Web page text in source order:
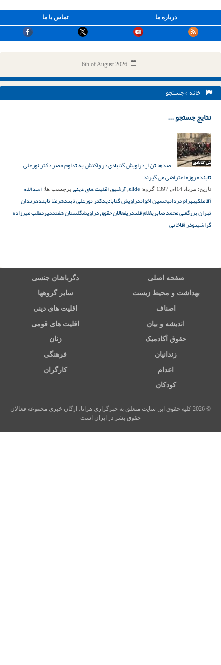
تماس با ما درباره ما
6th of August 2026
خانه > جستجو
نتایج جستجو ...
صدها تن از دراویش گنابادی در واکنش به تداوم حصر دکتر نورعلی
تابنده روزه اعتراضی می گیرند
تاریخ: مرداد 14ام, 1397 گروه: slide
, آرشیو, اقلیت های دینی برچسب ها: اسدالله
آقاملکیبهرام مردانیحسین اخواندراویش گنابادیدکتر نورعلی تابندهرضا تابندهزندان
تهران بزرگعلی محمد صابریغلام قلندریفعالان حقوق دراویشگلستان هفتممیرمطلب میرزاده
گراشینوذر آقاخانی
صفحه اصلی دگرباشان جنسی
بهداشت و محیط زیست سایر گروهها
اصناف اقلیت های دینی
اندیشه و بیان اقلیت های قومی
حقوق آکادمیک زنان
زندانیان فرهنگی
اعدام کارگران
کودکان
© 2026 کلیه حقوق این سایت متعلق به خبرگزاری هرانا، ارگان خبری مجموعه فعالان
حقوق بشر در ایران است